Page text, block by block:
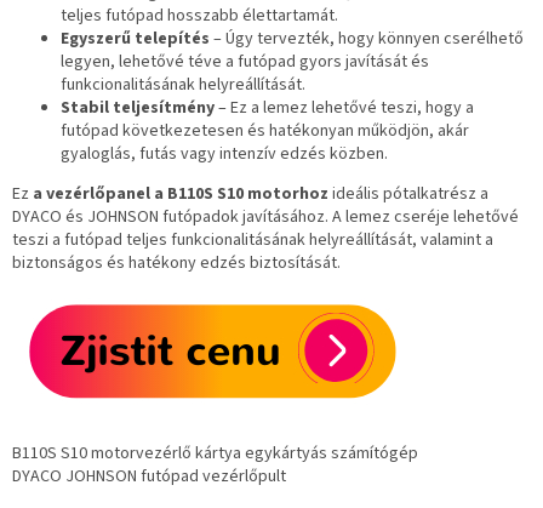
teljes futópad hosszabb élettartamát.
Egyszerű telepítés – Úgy tervezték, hogy könnyen cserélhető
legyen, lehetővé téve a futópad gyors javítását és
funkcionalitásának helyreállítását.
Stabil teljesítmény– Ez a lemez lehetővé teszi, hogy a
futópad következetesen és hatékonyan működjön, akár
gyaloglás, futás vagy intenzív edzés közben.
Ez a vezérlőpanel a B110S S10 motorhoz ideális pótalkatrész a
DYACO és JOHNSON futópadok javításához. A lemez cseréje lehetővé
teszi a futópad teljes funkcionalitásának helyreállítását, valamint a
biztonságos és hatékony edzés biztosítását.
B110S S10 motorvezérlő kártya egykártyás számítógép
DYACO JOHNSON futópad vezérlőpult